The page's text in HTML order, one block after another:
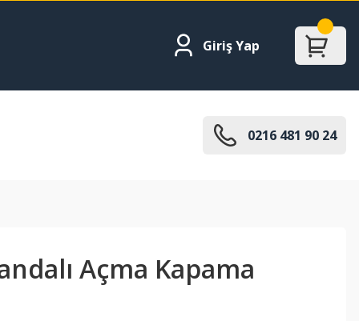
Giriş Yap
0216 481 90 24
Açma Kapama